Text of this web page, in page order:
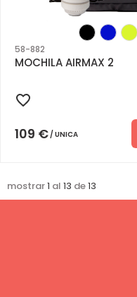
58-882
MOCHILA AIRMAX 2
109 € UNICA
mostrar1 al 13 de13